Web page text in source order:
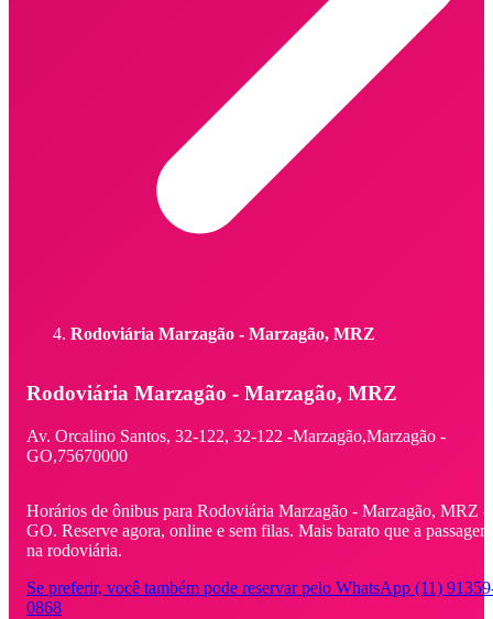
Rodoviária Marzagão - Marzagão, MRZ
Rodoviária Marzagão - Marzagão, MRZ
Av. Orcalino Santos, 32-122, 32-122 -Marzagão,Marzagão -
GO,75670000
Horários de ônibus para Rodoviária Marzagão - Marzagão, MRZ -
GO. Reserve agora, online e sem filas. Mais barato que a passagem
na rodoviária.
Se preferir, você também pode reservar pelo WhatsApp (11)
0868